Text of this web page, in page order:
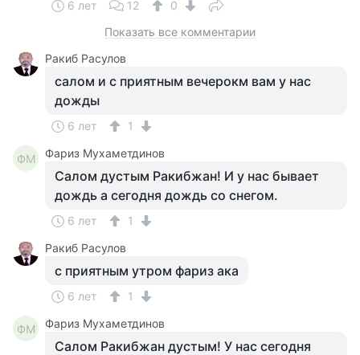
6 лет 12
0
Показать все комментарии
Ракиб Расулов
салом и с приятным вечерокм вам у нас
дожды
6 лет 1
ФМ Фариз Мухаметдинов
Салом дустым Ракибжан! И у нас бывает
дождь а сегодня дождь со снегом.
6 лет
1
Ракиб Расулов
с приятным утром фариз ака
6 лет 1
ФМ Фариз Мухаметдинов
Салом Ракибжан дустым! У нас сегодня